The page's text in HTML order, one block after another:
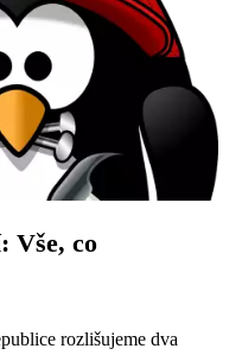
Vše, co
rozlišujeme dva